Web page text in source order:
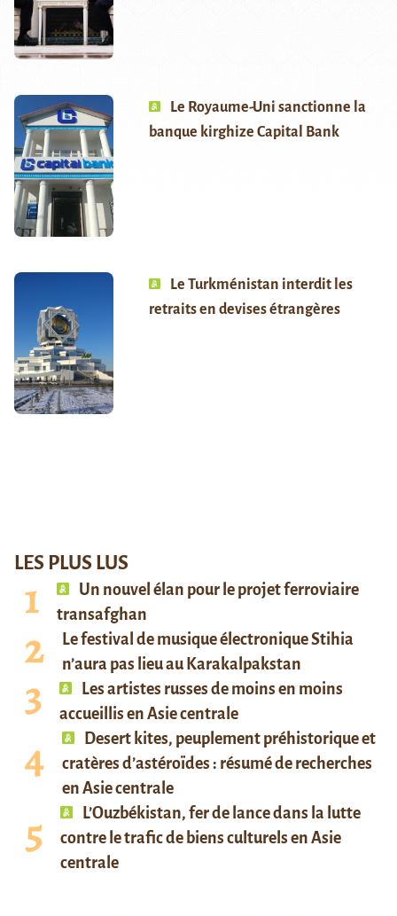
Le Royaume-Uni sanctionne la
banque kirghize Capital Bank
Le Turkménistan interdit les
retraits en devises étrangères
LES PLUS LUS
Un nouvel élan pour le projet ferroviaire
transafghan
Le festival de musique électronique Stihia
n’aura pas lieu au Karakalpakstan
Les artistes russes de moins en moins
accueillis en Asie centrale
Desert kites, peuplement préhistorique et
cratères d’astéroïdes : résumé de recherches
en Asie centrale
L’Ouzbékistan, fer de lance dans la lutte
contre le trafic de biens culturels en Asie
centrale